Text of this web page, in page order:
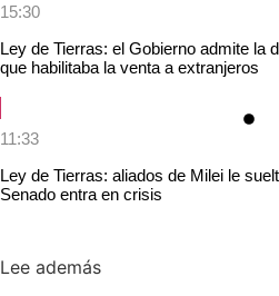
15:30
Ley de Tierras: el Gobierno admite la
que habilitaba la venta a extranjeros
11:33
Ley de Tierras: aliados de Milei le
Senado entra en crisis
Lee además